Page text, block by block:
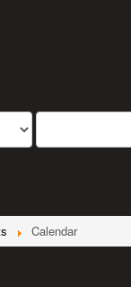
Calendar